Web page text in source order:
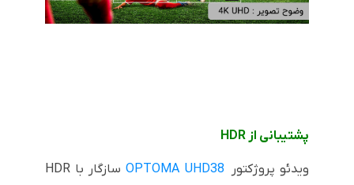
پشتیبانی ازHDR
ویدئو پروژکتورOPTOMA UHD38سازگار باHDR